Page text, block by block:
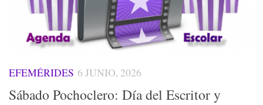
EFEMÉRIDES 6 JUNIO, 2026
Sábado Pochoclero: Día del Escritor y